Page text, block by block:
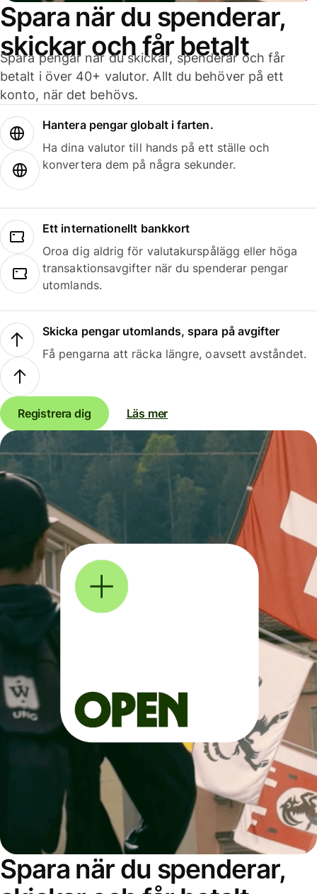
Spara när du spenderar,
skickar och får betalt
Spara pengar när du skickar, spenderar och får
betalt i över 40+ valutor. Allt du behöver på ett
konto, när det behövs.
Hantera pengar globalt i farten.
Ha dina valutor till hands på ett ställe och
konvertera dem på några sekunder.
Ett internationellt bankkort
Oroa dig aldrig för valutakurspålägg eller höga
transaktionsavgifter när du spenderar pengar
utomlands.
Skicka pengar utomlands, spara på avgifter
Få pengarna att räcka längre, oavsett avståndet.
Registrera dig Läs mer
Spara när du spenderar,